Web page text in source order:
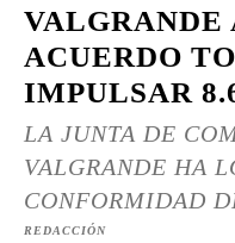
ACUERDO
IMPULSAR
LA JUNTA DE
VALGRANDE HA
CONFORMIDAD
REDACCIÓN